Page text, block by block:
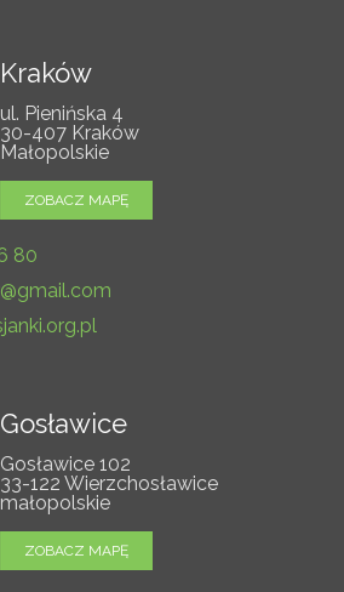
Kraków
ul. Pienińska 4
30-407 Kraków
Małopolskie
ZOBACZ MAPĘ
80
Gosławice
Gosławice 102
33-122 Wierzchosławice
małopolskie
ZOBACZ MAPĘ